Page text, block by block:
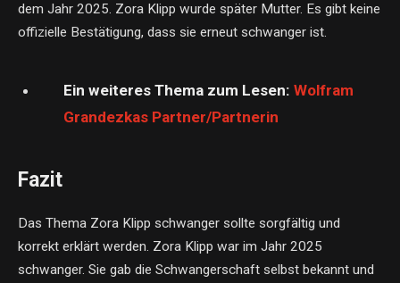
dem Jahr 2025. Zora Klipp wurde später Mutter. Es gibt keine
offizielle Bestätigung, dass sie erneut schwanger ist.
Ein weiteres Thema zum Lesen: Wolfram
Grandezkas Partner/Partnerin
Fazit
Das Thema Zora Klipp schwanger sollte sorgfältig und
korrekt erklärt werden. Zora Klipp war im Jahr 2025
schwanger. Sie gab die Schwangerschaft selbst bekannt und